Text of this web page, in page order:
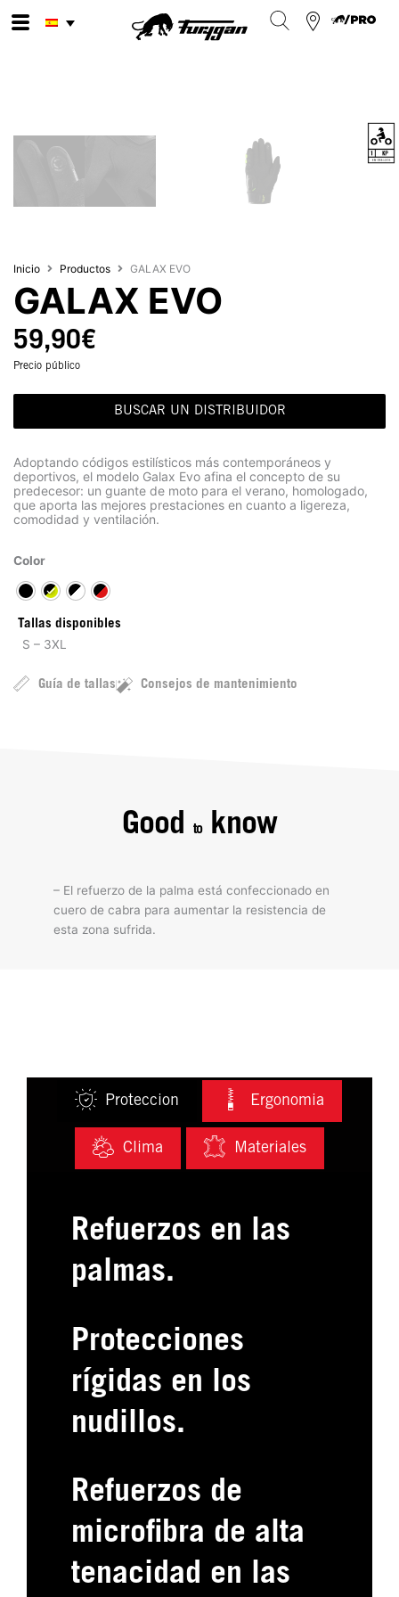
Inicio Productos GALAX EVO
GALAX EVO
59,90€
Precio público
BUSCAR UN DISTRIBUIDOR
Adoptando códigos estilísticos más contemporáneos y
deportivos, el modelo Galax Evo afina el concepto de su
predecesor: un guante de moto para el verano, homologado,
que aporta las mejores prestaciones en cuanto a ligereza,
comodidad y ventilación.
Color
Tallas disponibles
S – 3XL
Guía de tallas Consejos de mantenimiento
Good toknow
– El refuerzo de la palma está confeccionado en
cuero de cabra para aumentar la resistencia de
esta zona sufrida.
Proteccion Ergonomia
Clima Materiales
Refuerzos en las
palmas.
Protecciones
rígidas en los
nudillos.
Refuerzos de
microfibra de alta
tenacidad en las